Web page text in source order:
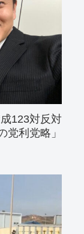
123対反対
党利党略」